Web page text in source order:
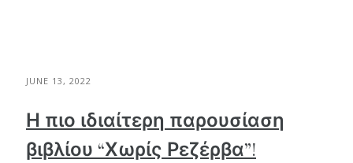
JUNE 13, 2022
Η πιο ιδιαίτερη παρουσίαση
βιβλίου “Χωρίς Ρεζέρβα”!